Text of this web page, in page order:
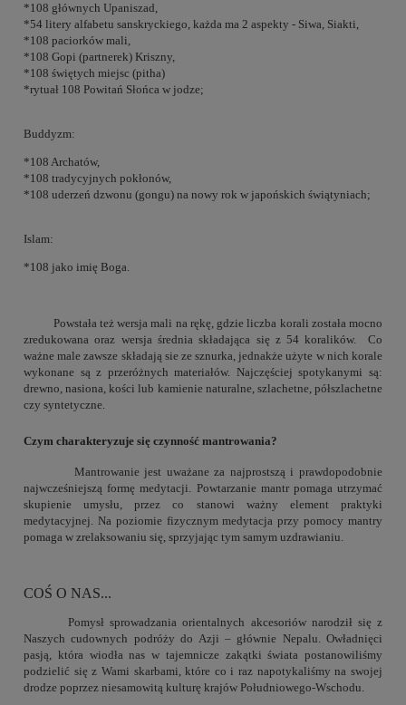
*108 głównych Upaniszad,
*54 litery alfabetu sanskryckiego, każda ma 2 aspekty - Siwa, Siakti,
*108 paciorków mali,
*108 Gopi (partnerek) Kriszny,
*108 świętych miejsc (pitha)
*rytuał 108 Powitań Słońca w jodze;
Buddyzm:
*108 Archatów,
*108 tradycyjnych pokłonów,
*108 uderzeń dzwonu (gongu) na nowy rok w japońskich świątyniach;
Islam:
*108 jako imię Boga.
Powstała też wersja mali na rękę, gdzie liczba korali została mocno
zredukowana oraz wersja średnia składająca się z 54 koralików. Co
ważne male zawsze składają sie ze sznurka, jednakże użyte w nich korale
wykonane są z przeróżnych materiałów. Najczęściej spotykanymi są:
drewno, nasiona, kości lub kamienie naturalne, szlachetne, półszlachetne
czy syntetyczne.
Czym charakteryzuje się czynność mantrowania?
Mantrowanie jest uważane za najprostszą i prawdopodobnie
najwcześniejszą formę medytacji. Powtarzanie mantr pomaga utrzymać
skupienie umysłu, przez co stanowi ważny element praktyki
medytacyjnej. Na poziomie fizycznym medytacja przy pomocy mantry
pomaga w zrelaksowaniu się, sprzyjając tym samym uzdrawianiu.
COŚ O NAS...
Pomysł sprowadzania orientalnych akcesoriów narodził się z
Naszych cudownych podróży do Azji – głównie Nepalu. Owładnięci
pasją, która wiodła nas w tajemnicze zakątki świata postanowiliśmy
podzielić się z Wami skarbami, które co i raz napotykaliśmy na swojej
drodze poprzez niesamowitą kulturę krajów Południowego-Wschodu.